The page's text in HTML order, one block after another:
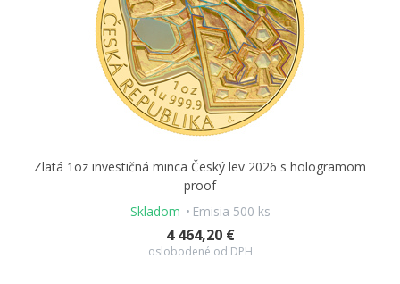
Zlatá 1oz investičná minca Český lev 2026 s hologramom
proof
Skladom
Emisia 500 ks
4 464,20 €
oslobodené od DPH